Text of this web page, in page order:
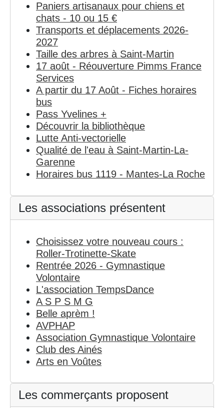
Paniers artisanaux pour chiens et
chats - 10 ou 15 €
Transports et déplacements 2026-
2027
Taille des arbres à Saint-Martin
17 août - Réouverture Pimms France
Services
A partir du 17 Août - Fiches horaires
bus
Pass Yvelines +
Découvrir la bibliothèque
Lutte Anti-vectorielle
Qualité de l'eau à Saint-Martin-La-
Garenne
Horaires bus 1119 - Mantes-La Roche
Les associations présentent
Choisissez votre nouveau cours :
Roller-Trotinette-Skate
Rentrée 2026 - Gymnastique
Volontaire
L'association TempsDance
A S P S M G
Belle aprèm !
AVPHAP
Association Gymnastique Volontaire
Club des Ainés
Arts en Voûtes
Les commerçants proposent